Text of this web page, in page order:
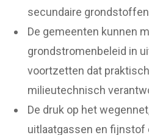
secundaire
De gemeenten kunnen
grondstromenbeleid in
voortzetten dat
milieutechnisch
De druk op het
uitlaatgassen en fijnstof